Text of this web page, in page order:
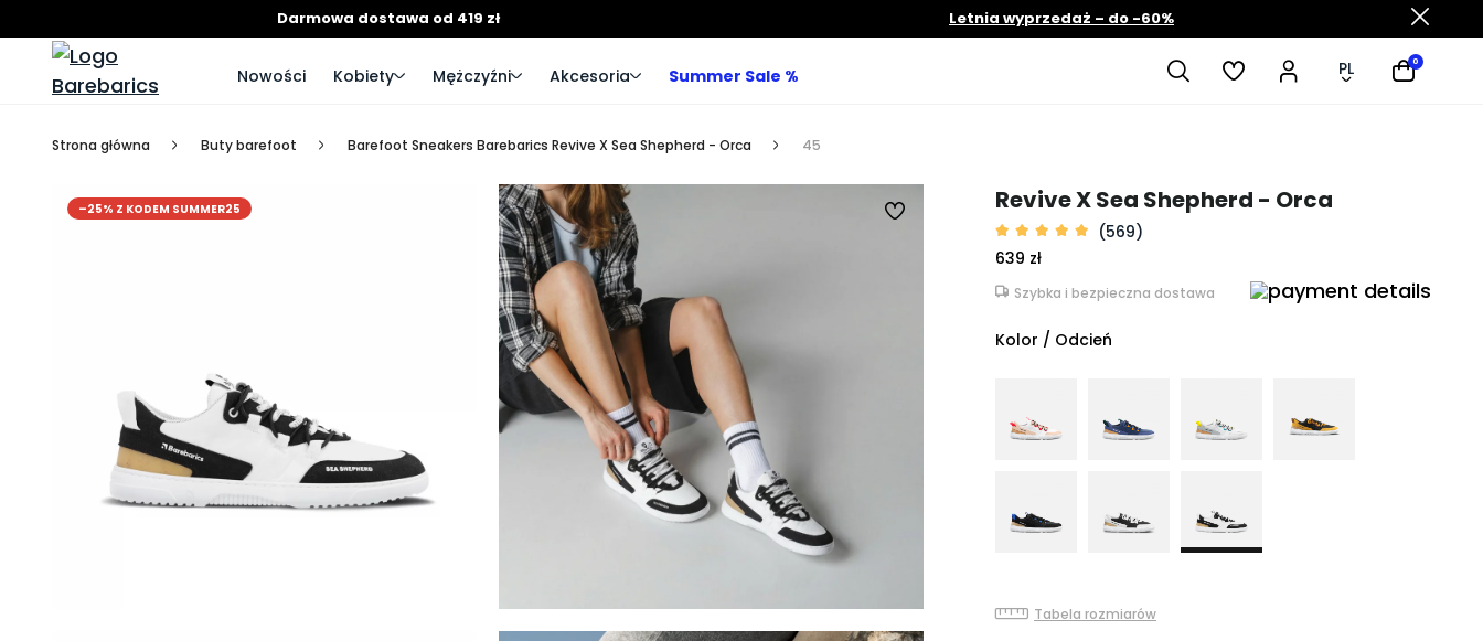
Darmowa dostawa od 419 zł Letnia wyprzedaż – do -60%
Nowości Kobiety Mężczyźni Akcesoria Summer Sale % PL 0
Strona główna Buty barefoot Barefoot Sneakers Barebarics Revive X Sea Shepherd - Orca 45
–25% Z KODEM SUMMER25 Revive X Sea Shepherd - Orca
(569)
639 zł
Szybka i bezpieczna dostawa
Kolor / Odcień
Tabela rozmiarów